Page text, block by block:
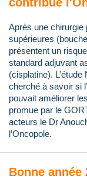
Après une chirurgie
supérieures
présentent un
standard adjuvant
(cisplatine).
cherché à savoir si
pouvait améliorer
promue par le
acteurs le Dr
l’Oncopole.
Bonne année